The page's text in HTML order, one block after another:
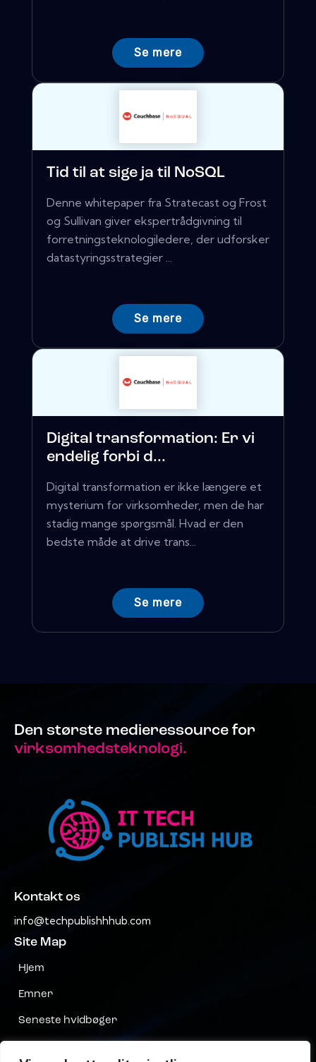
Se mere
Tid til at sige ja til NoSQL
Denne whitepaper fra Stratecast og Frost
og Sullivan giver ekspertrådgivning til
forretningsteknologiledere, der udforsker
datastyringsstrategier ...
Se mere
Digital transformation: Er vi
endelig forbi d...
Digital transformation er ikke længere et
mysterium for virksomheder, men de har
stadig mange spørgsmål. Hvad er den
bedste måde at drive trans...
Se mere
Den største medieressource for
virksomhedsteknologi.
Kontakt os
info@techpublishhhub.com
Site Map
Hjem
Emner
Seneste hvidbøger